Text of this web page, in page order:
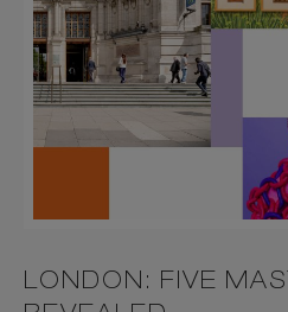
LONDON: FIVE